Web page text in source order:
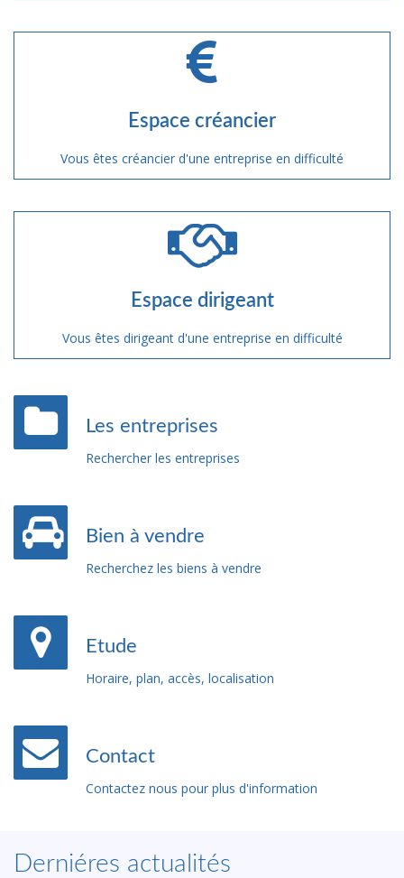
Espace créancier
Vous êtes créancier d'une entreprise en difficulté
Espace dirigeant
Vous êtes dirigeant d'une entreprise en difficulté
Les entreprises
Rechercher les entreprises
Bien à vendre
Recherchez les biens à vendre
Etude
Horaire, plan, accès, localisation
Contact
Contactez nous pour plus d'information
Derniéres actualités